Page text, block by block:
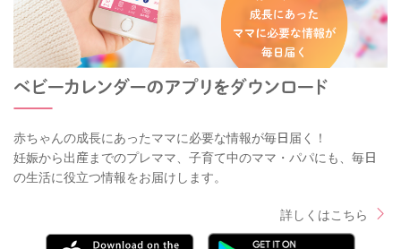
赤ちゃんの成長にあったママに必要な情報が毎日届く！
妊娠から出産までのプレママ、子育て中のママ・パパにも、毎日
の生活に役立つ情報をお届けします。
詳しくはこちら